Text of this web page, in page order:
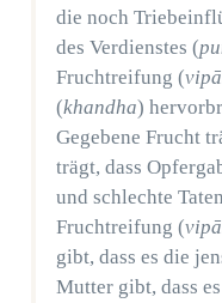
die noch
des Verdienstes (
Fruchtreifung (
(khandha)
Gegebene Frucht
trägt, dass
und schlechte
Fruchtreifung (
gibt, dass es die
Mutter gibt, dass